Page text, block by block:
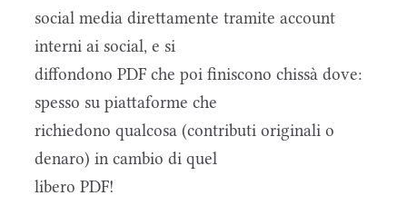
social media direttamente tramite account
interni ai social, e si
diffondono PDF che poi finiscono chissà dove:
spesso su piattaforme che
richiedono qualcosa (contributi originali o
denaro) in cambio di quel
libero PDF!